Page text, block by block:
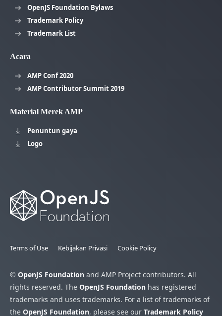
OpenJS Foundation Bylaws
Trademark Policy
Trademark List
Acara
AMP Conf 2020
AMP Contributor Summit 2019
Material Merek AMP
Penuntun gaya
Logo
Terms of Use Kebijakan Privasi Cookie Policy
© OpenJS Foundation and AMP Project contributors. All
rights reserved. The OpenJS Foundation has registered
trademarks and uses trademarks. For a list of trademarks of
the OpenJS Foundation, please see our Trademark Policy